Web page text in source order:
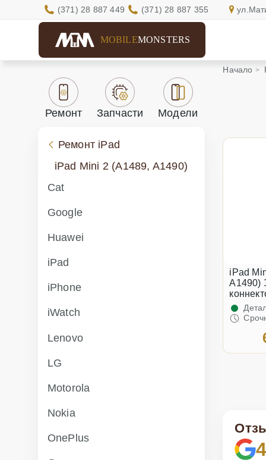
(371) 28 887 449 (371) 28 887 355
MOBILEMONSTERS
Ремонт Запчасти Модели
Ремонт iPad
iPad Mini 2 (A1489, A1490)
Cat
Google
Huawei
iPad
iPhone
iWatch
Lenovo
LG
Motorola
Nokia
OnePlus
Начало
iPad
A1490)